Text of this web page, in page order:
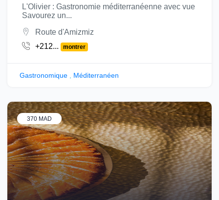
L'Olivier : Gastronomie méditerranéenne avec vue
Savourez un...
Route d'Amizmiz
+212...
montrer
Gastronomique Méditerranéen
370 MAD